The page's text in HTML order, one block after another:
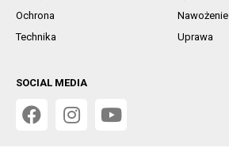
Ochrona
Nawożenie
Technika
Uprawa
SOCIAL MEDIA